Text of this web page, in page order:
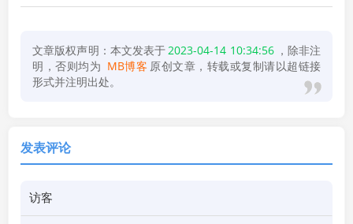
文章版权声明：本文发表于2023-04-14 10:34:56 ，除非注
明，否则均为 MB博客 原创文章，转载或复制请以超链接
形式并注明出处。
发表评论